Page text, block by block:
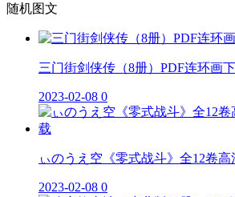
随机图文
三门街剑侠传（8册）PDF连环画
2023-02-08 0
ぃのうえ空《零式战斗》全12卷
2023-02-08 0